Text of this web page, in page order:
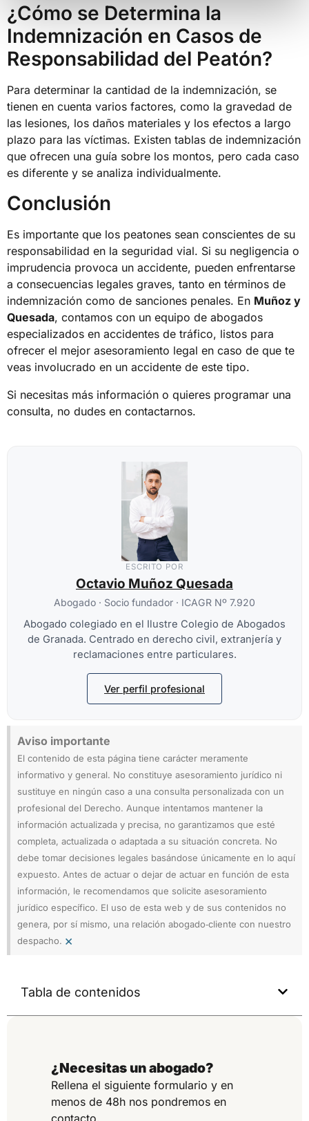
¿Cómo se Determina la
Indemnización en Casos de
Responsabilidad del Peatón?
Para determinar la cantidad de la indemnización, se
tienen en cuenta varios factores, como la gravedad de
las lesiones, los daños materiales y los efectos a largo
plazo para las víctimas. Existen tablas de indemnización
que ofrecen una guía sobre los montos, pero cada caso
es diferente y se analiza individualmente.
Conclusión
Es importante que los peatones sean conscientes de su
responsabilidad en la seguridad vial. Si su negligencia o
imprudencia provoca un accidente, pueden enfrentarse
a consecuencias legales graves, tanto en términos de
indemnización como de sanciones penales. En Muñoz y
Quesada, contamos con un equipo de abogados
especializados en accidentes de tráfico, listos para
ofrecer el mejor asesoramiento legal en caso de que te
veas involucrado en un accidente de este tipo.
Si necesitas más información o quieres programar una
consulta, no dudes en contactarnos.
ESCRITO POR
Octavio Muñoz Quesada
Abogado · Socio fundador · ICAGR Nº 7.920
Abogado colegiado en el Ilustre Colegio de Abogados
de Granada. Centrado en derecho civil, extranjería y
reclamaciones entre particulares.
Ver perfil profesional
Aviso importante
El contenido de esta página tiene carácter meramente
informativo y general. No constituye asesoramiento jurídico ni
sustituye en ningún caso a una consulta personalizada con un
profesional del Derecho. Aunque intentamos mantener la
información actualizada y precisa, no garantizamos que esté
completa, actualizada o adaptada a su situación concreta. No
debe tomar decisiones legales basándose únicamente en lo aquí
expuesto. Antes de actuar o dejar de actuar en función de esta
información, le recomendamos que solicite asesoramiento
jurídico específico. El uso de esta web y de sus contenidos no
genera, por sí mismo, una relación abogado‑cliente con nuestro
despacho. ×
Tabla de contenidos
¿Necesitas un abogado?
Rellena el siguiente formulario y en
menos de 48h nos pondremos en
contacto.